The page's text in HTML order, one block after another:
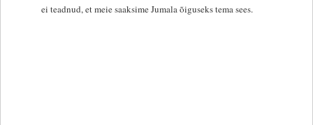
ei teadnud, et meie saaksime Jumala õiguseks tema sees.